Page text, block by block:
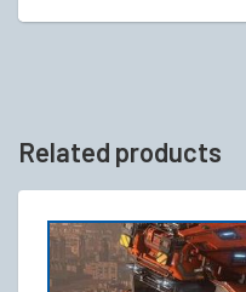
Related products